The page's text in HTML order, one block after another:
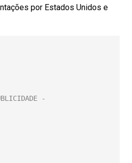
por Estados Unidos e